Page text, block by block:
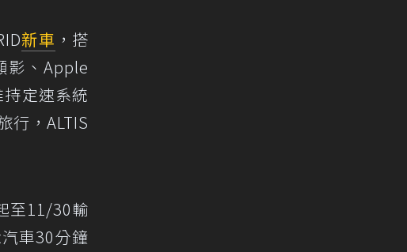
新車 ，搭
影、Apple
定速系統
行，ALTIS
至11/30輸
車30分鐘